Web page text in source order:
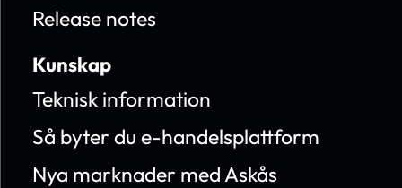
Release notes
Kunskap
Teknisk information
Så byter du e-handelsplattform
Nya marknader med Askås